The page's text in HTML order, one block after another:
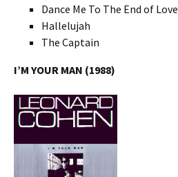
Dance Me To The End of Love
Hallelujah
The Captain
I’M YOUR MAN (1988)